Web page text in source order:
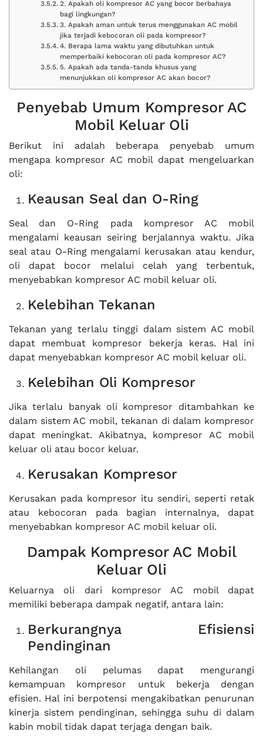
2. Apakah oli kompresor AC yang bocor berbahaya
bagi lingkungan?
3. Apakah aman untuk terus menggunakan AC mobil
jika terjadi kebocoran oli pada kompresor?
4. Berapa lama waktu yang dibutuhkan untuk
memperbaiki kebocoran oli pada kompresor AC?
5. Apakah ada tanda-tanda khusus yang
menunjukkan oli kompresor AC akan bocor?
Penyebab Umum Kompresor AC
Mobil Keluar Oli
Berikut ini adalah beberapa penyebab umum
mengapa kompresor AC mobil dapat mengeluarkan
oli:
Keausan Seal dan O-Ring
Seal dan O-Ring pada kompresor AC mobil
mengalami keausan seiring berjalannya waktu. Jika
seal atau O-Ring mengalami kerusakan atau kendur,
oli dapat bocor melalui celah yang terbentuk,
menyebabkan kompresor AC mobil keluar oli.
Kelebihan Tekanan
Tekanan yang terlalu tinggi dalam sistem AC mobil
dapat membuat kompresor bekerja keras. Hal ini
dapat menyebabkan kompresor AC mobil keluar oli.
Kelebihan Oli Kompresor
Jika terlalu banyak oli kompresor ditambahkan ke
dalam sistem AC mobil, tekanan di dalam kompresor
dapat meningkat. Akibatnya, kompresor AC mobil
keluar oli atau bocor keluar.
Kerusakan Kompresor
Kerusakan pada kompresor itu sendiri, seperti retak
atau kebocoran pada bagian internalnya, dapat
menyebabkan kompresor AC mobil keluar oli.
Dampak Kompresor AC Mobil
Keluar Oli
Keluarnya oli dari kompresor AC mobil dapat
memiliki beberapa dampak negatif, antara lain:
Berkurangnya Efisiensi
Pendinginan
Kehilangan oli pelumas dapat mengurangi
kemampuan kompresor untuk bekerja dengan
efisien. Hal ini berpotensi mengakibatkan penurunan
kinerja sistem pendinginan, sehingga suhu di dalam
kabin mobil tidak dapat terjaga dengan baik.